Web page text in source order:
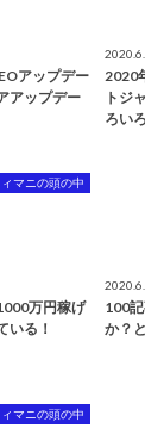
アップデー
アップデー
2020
トジ
ろい
マニの頭の中
万円稼げ
いる！
100
か？
マニの頭の中